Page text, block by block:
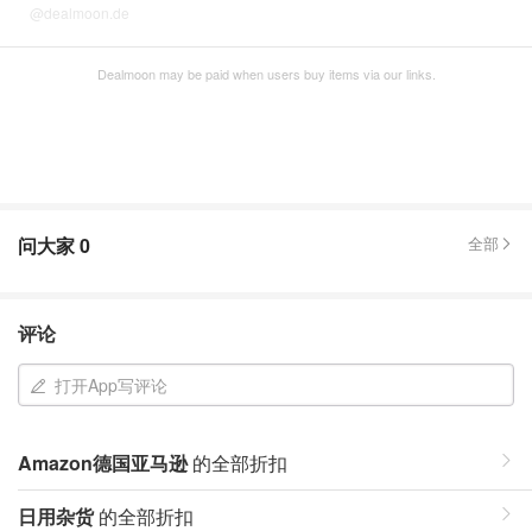
@dealmoon.de
Dealmoon may be paid when users buy items via our links.
问大家0 全部
评论
打开App写评论
Amazon德国亚马逊的全部折扣
日用杂货的全部折扣